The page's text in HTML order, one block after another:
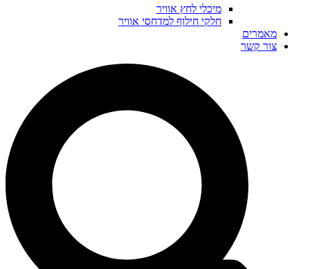
מיכלי לחץ אוויר
חלקי חילוף למדחסי אוויר
מאמרים
צור קשר